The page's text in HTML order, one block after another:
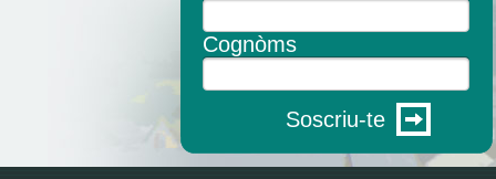
Cognòms
Soscriu-te